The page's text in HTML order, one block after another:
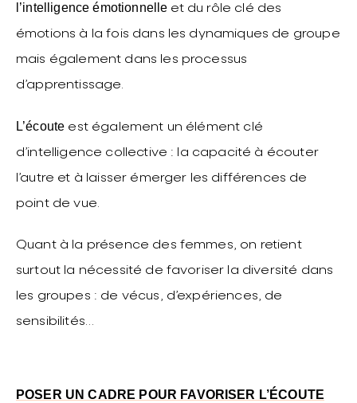
l’intelligence émotionnelle et du rôle clé des
émotions à la fois dans les dynamiques de groupe
mais également dans les processus
d’apprentissage.
L’écoute est également un élément clé
d’intelligence collective : la capacité à écouter
l’autre et à laisser émerger les différences de
point de vue.
Quant à la présence des femmes, on retient
surtout la nécessité de favoriser la diversité dans
les groupes : de vécus, d’expériences, de
sensibilités…
POSER UN CADRE POUR FAVORISER L’ÉCOUTE